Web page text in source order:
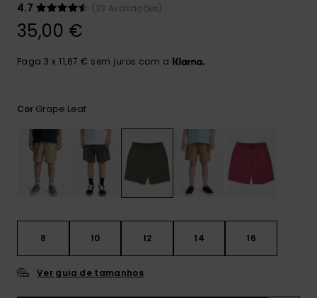
perguntas
formulário de
4.7
(23 Avaliações)
35,00 €
Paga 3 x 11,67 € sem juros com a
Cor Grape Leaf
8 10 12 14 16
Ver guia de tamanhos